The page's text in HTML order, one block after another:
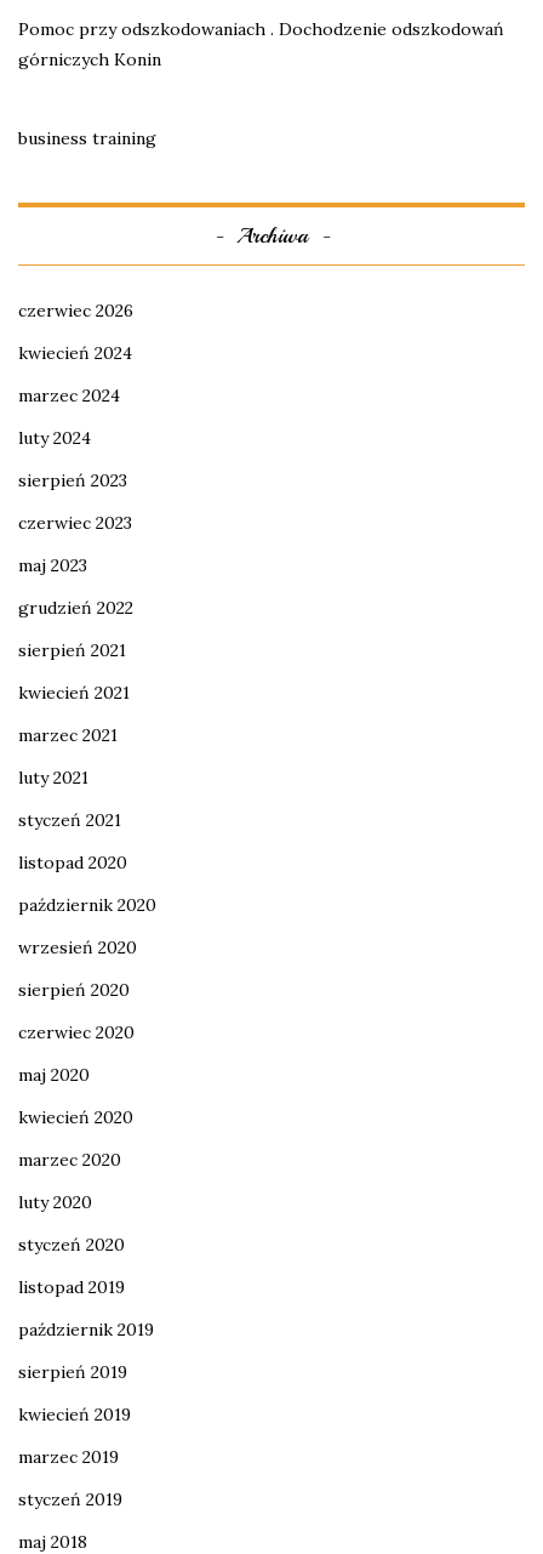
Pomoc przy odszkodowaniach . Dochodzenie odszkodowań
górniczych Konin
business training
Archiwa
czerwiec 2026
kwiecień 2024
marzec 2024
luty 2024
sierpień 2023
czerwiec 2023
maj 2023
grudzień 2022
sierpień 2021
kwiecień 2021
marzec 2021
luty 2021
styczeń 2021
listopad 2020
październik 2020
wrzesień 2020
sierpień 2020
czerwiec 2020
maj 2020
kwiecień 2020
marzec 2020
luty 2020
styczeń 2020
listopad 2019
październik 2019
sierpień 2019
kwiecień 2019
marzec 2019
styczeń 2019
maj 2018